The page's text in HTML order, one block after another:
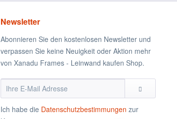
Newsletter
Abonnieren Sie den kostenlosen Newsletter und
verpassen Sie keine Neuigkeit oder Aktion mehr
von Xanadu Frames - Leinwand kaufen Shop.
Ich habe die Datenschutzbestimmungen zur